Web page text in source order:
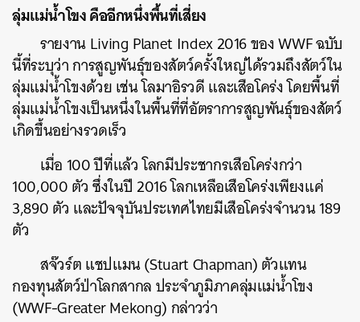
ลุ่มแม่น้ำโขง คืออีกหนึ่งพื้นที่เสี่ยง
รายงาน Living Planet Index 2016 ของ WWF ฉบับ
นี้ที่ระบุว่า การสูญพันธุ์ของสัตว์ครั้งใหญ่ได้รวมถึงสัตว์ใน
ลุ่มแม่น้ำโขงด้วย เช่น โลมาอิรวดี และเสือโคร่ง โดยพื้นที่
ลุ่มแม่น้ำโขงเป็นหนึ่งในพื้นที่ที่อัตราการสูญพันธุ์ของสัตว์
เกิดขึ้นอย่างรวดเร็ว
เมื่อ 100 ปีที่แล้ว โลกมีประชากรเสือโคร่งกว่า
100,000 ตัว ซึ่งในปี 2016 โลกเหลือเสือโคร่งเพียงแค่
3,890 ตัว และปัจจุบันประเทศไทยมีเสือโคร่งจำนวน 189
ตัว
สจ๊วร์ต แชปแมน (Stuart Chapman) ตัวแทน
กองทุนสัตว์ป่าโลกสากล ประจำภูมิภาคลุ่มแม่น้ำโขง
(WWF-Greater Mekong) กล่าวว่า